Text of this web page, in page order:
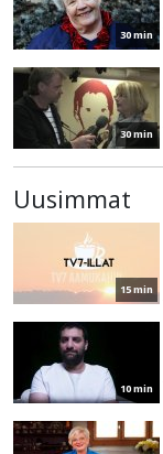
30 min
30 min
Uusimmat
15 min
10 min